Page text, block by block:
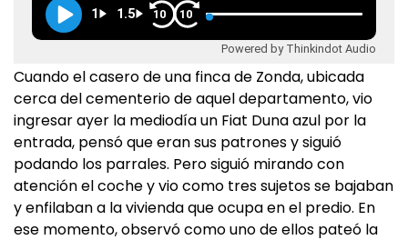
1 1.5 10 10
Powered by Thinkindot Audio
Cuando el casero de una finca de Zonda, ubicada
cerca del cementerio de aquel departamento, vio
ingresar ayer la mediodía un Fiat Duna azul por la
entrada, pensó que eran sus patrones y siguió
podando los parrales. Pero siguió mirando con
atención el coche y vio como tres sujetos se bajaban
y enfilaban a la vivienda que ocupa en el predio. En
ese momento, observó como uno de ellos pateó la